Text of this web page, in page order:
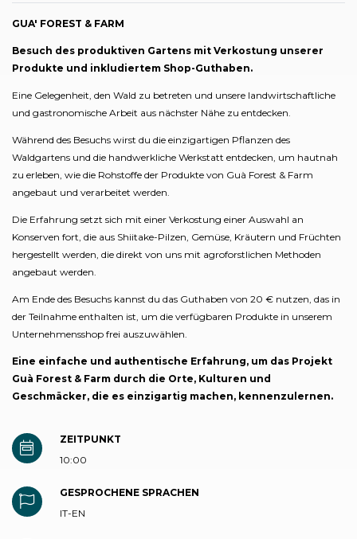
GUA' FOREST & FARM
Besuch des produktiven Gartens mit Verkostung unserer
Produkte und inkludiertem Shop-Guthaben.
Eine Gelegenheit, den Wald zu betreten und unsere landwirtschaftliche
und gastronomische Arbeit aus nächster Nähe zu entdecken.
Während des Besuchs wirst du die einzigartigen Pflanzen des
Waldgartens und die handwerkliche Werkstatt entdecken, um hautnah
zu erleben, wie die Rohstoffe der Produkte von Guà Forest & Farm
angebaut und verarbeitet werden.
Die Erfahrung setzt sich mit einer Verkostung einer Auswahl an
Konserven fort, die aus Shiitake-Pilzen, Gemüse, Kräutern und Früchten
hergestellt werden, die direkt von uns mit agroforstlichen Methoden
angebaut werden.
Am Ende des Besuchs kannst du das Guthaben von 20 € nutzen, das in
der Teilnahme enthalten ist, um die verfügbaren Produkte in unserem
Unternehmensshop frei auszuwählen.
Eine einfache und authentische Erfahrung, um das Projekt
Guà Forest & Farm durch die Orte, Kulturen und
Geschmäcker, die es einzigartig machen, kennenzulernen.
ZEITPUNKT
10:00
GESPROCHENE SPRACHEN
IT-EN